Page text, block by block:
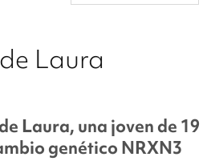
Laura
Laura, una joven de 19
genético NRXN3